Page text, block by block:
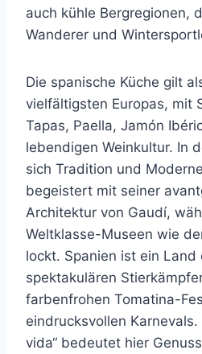
auch kühle Bergregionen,
Wanderer und
Die spanische Küche gilt
vielfältigsten Europas, mit
Tapas, Paella, Jamón
lebendigen Weinkultur. In
sich Tradition und
begeistert mit seiner
Architektur von Gaudí,
Weltklasse-Museen wie
lockt. Spanien ist ein Land
spektakulären
farbenfrohen Tomatina-
eindrucksvollen
vida“ bedeutet hier